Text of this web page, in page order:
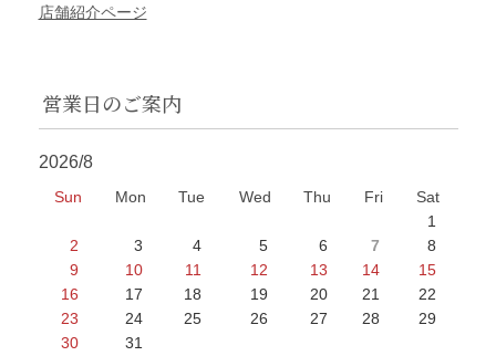
店舗紹介ページ
営業日のご案内
2026/8
Sun Mon Tue Wed Thu Fri
Sat
1
2
3 4 5 6 7
8
9
10 11 12 13 14
15
16
17 18 19 20 21
22
23
24 25 26 27 28
29
30
31